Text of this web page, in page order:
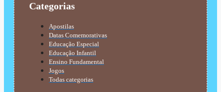
Categorias
Apostilas
Datas Comemorativas
Educação Especial
Educação Infantil
Ensino Fundamental
Jogos
Todas categorias